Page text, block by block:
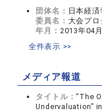
団体名： 日本経済
委員名： 大会プロ
年月： 2013年04
全件表示 >>
メディア報道
タイトル：“The
Undervaluation”